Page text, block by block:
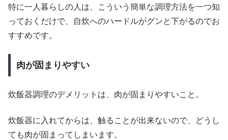
特に一人暮らしの人は、こういう簡単な調理方法を一つ知
っておくだけで、自炊へのハードルがグンと下がるのでお
すすめです。
肉が固まりやすい
炊飯器調理のデメリットは、肉が固まりやすいこと。
炊飯器に入れてからは、触ることが出来ないので、どうし
ても肉が固まってしまいます。